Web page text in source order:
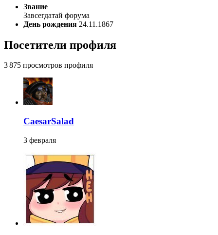
Звание
Завсегдатай форума
День рождения 24.11.1867
Посетители профиля
3 875 просмотров профиля
CaesarSalad
3 февраля